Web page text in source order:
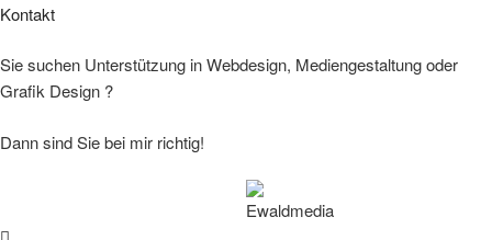
Kontakt
Sie suchen Unterstützung in Webdesign, Mediengestaltung oder
Grafik Design ?
Dann sind Sie bei mir richtig!